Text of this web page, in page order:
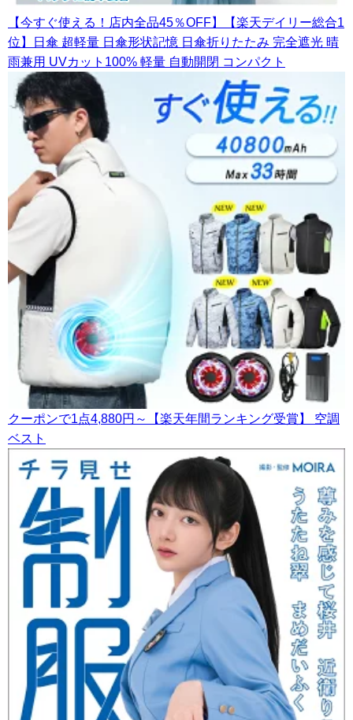
【今すぐ使える！店内全品45％OFF】【楽天デイリー総合1
位】日傘 超軽量 日傘形状記憶 日傘折りたたみ 完全遮光 晴
雨兼用 UVカット100% 軽量 自動開閉 コンパクト
クーポンで1点4,880円～【楽天年間ランキング受賞】 空調
ベスト